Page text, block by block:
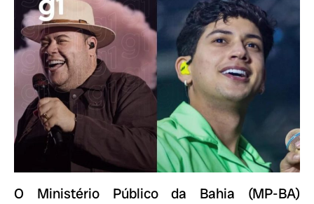
O Ministério Público da Bahia (MP-BA)